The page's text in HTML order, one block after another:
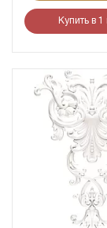
Купить в 1